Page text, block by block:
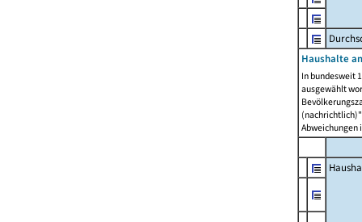
Haushalte
In bundesweit
ausgewählt
Abweichungen